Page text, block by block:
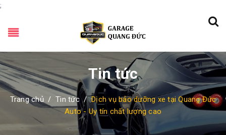
;
Tin tức
Trang chủ / Tin tức / Dịch vụ bảo dưỡng xe tại Quang Đức
Auto - Uy tín chất lượng cao